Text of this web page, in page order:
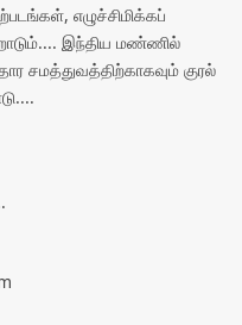
எழுச்சிமிக்கப்
இந்திய மண்ணில்
சமத்துவத்திற்காகவும் குரல்